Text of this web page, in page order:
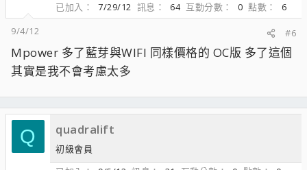
已加入
7/29/12 訊息 64 互動分數 0 點數
6
9/4/12
#6
Mpower 多了藍芽與WIFI 同樣價格的 OC版 多了這個
其實是我不會考慮太多
Q quadralift
初級會員